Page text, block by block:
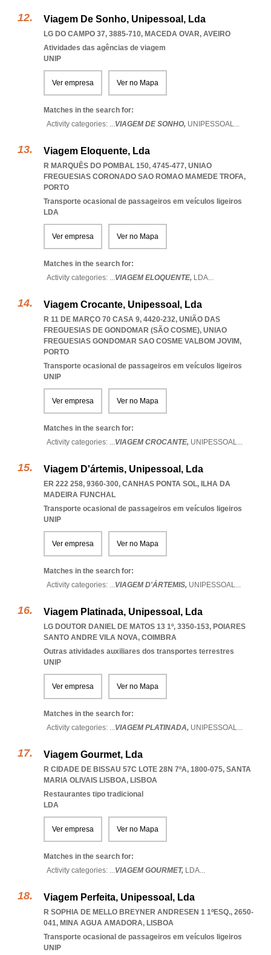
Viagem De Sonho, Unipessoal, Lda
LG DO CAMPO 37, 3885-710, MACEDA OVAR, AVEIRO
Atividades das agências de viagem
UNIP
Ver empresa Ver no Mapa
Matches in the search for:
Activity categories: ...VIAGEM DE SONHO, UNIPESSOAL...
Viagem Eloquente, Lda
R MARQUÊS DO POMBAL 150, 4745-477, UNIAO
FREGUESIAS CORONADO SAO ROMAO MAMEDE TROFA,
PORTO
Transporte ocasional de passageiros em veículos ligeiros
LDA
Ver empresa Ver no Mapa
Matches in the search for:
Activity categories: ...VIAGEM ELOQUENTE, LDA...
Viagem Crocante, Unipessoal, Lda
R 11 DE MARÇO 70 CASA 9, 4420-232, UNIÃO DAS
FREGUESIAS DE GONDOMAR (SÃO COSME), UNIAO
FREGUESIAS GONDOMAR SAO COSME VALBOM JOVIM,
PORTO
Transporte ocasional de passageiros em veículos ligeiros
UNIP
Ver empresa Ver no Mapa
Matches in the search for:
Activity categories: ...VIAGEM CROCANTE, UNIPESSOAL...
Viagem D'ártemis, Unipessoal, Lda
ER 222 258, 9360-300, CANHAS PONTA SOL, ILHA DA
MADEIRA FUNCHAL
Transporte ocasional de passageiros em veículos ligeiros
UNIP
Ver empresa Ver no Mapa
Matches in the search for:
Activity categories: ...VIAGEM D'ÁRTEMIS, UNIPESSOAL...
Viagem Platinada, Unipessoal, Lda
LG DOUTOR DANIEL DE MATOS 13 1º, 3350-153, POIARES
SANTO ANDRE VILA NOVA, COIMBRA
Outras atividades auxiliares dos transportes terrestres
UNIP
Ver empresa Ver no Mapa
Matches in the search for:
Activity categories: ...VIAGEM PLATINADA, UNIPESSOAL...
Viagem Gourmet, Lda
R CIDADE DE BISSAU 57C LOTE 28N 7ºA, 1800-075, SANTA
MARIA OLIVAIS LISBOA, LISBOA
Restaurantes tipo tradicional
LDA
Ver empresa Ver no Mapa
Matches in the search for:
Activity categories: ...VIAGEM GOURMET, LDA...
Viagem Perfeita, Unipessoal, Lda
R SOPHIA DE MELLO BREYNER ANDRESEN 1 1ºESQ., 2650-
041, MINA AGUA AMADORA, LISBOA
Transporte ocasional de passageiros em veículos ligeiros
UNIP